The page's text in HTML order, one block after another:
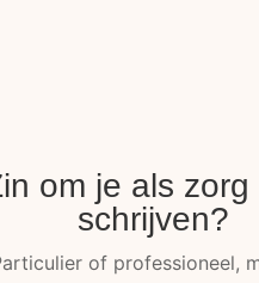
om je als zorg
schrijven?
of professioneel,